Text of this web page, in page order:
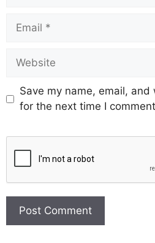
Save my name, email,
for the next time I